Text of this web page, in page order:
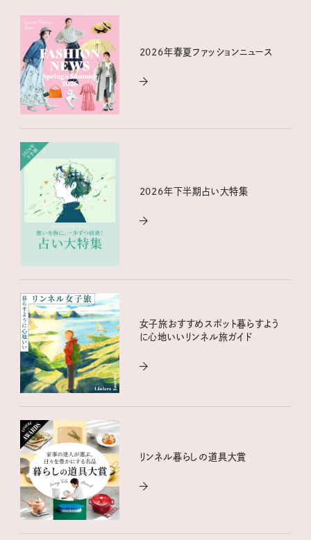
2026年春夏ファッションニュース
2026年下半期占い大特集
女子旅おすすめスポット暮らすよう
に心地いいリンネル旅ガイド
リンネル暮らしの道具大賞